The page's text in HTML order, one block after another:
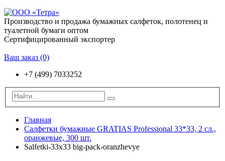
Производство и продажа бумажных салфеток, полотенец и
туалетной бумаги оптом
Сертифицированный экспортер
Ваш заказ (0)
+7 (499) 7033252
Главная
Салфетки бумажные GRATIAS Professional 33*33, 2 сл.,
оранжевые, 300 шт.
Salfetki-33х33 big-pack-oranzhevye